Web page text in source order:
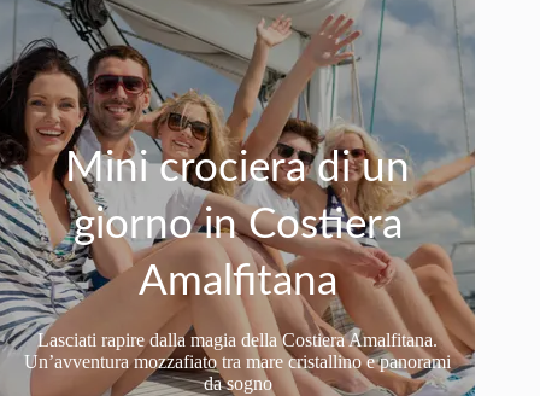
Mini crociera di un
giorno in Costiera
Amalfitana
Lasciati rapire dalla magia della Costiera Amalfitana.
Un’avventura mozzafiato tra mare cristallino e panorami
da sogno